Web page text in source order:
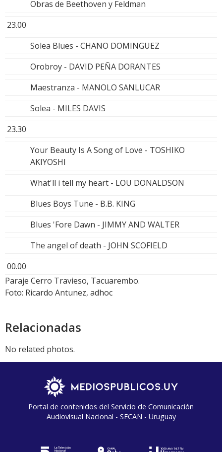
Obras de Beethoven y Feldman
23.00
Solea Blues - CHANO DOMINGUEZ
Orobroy - DAVID PEÑA DORANTES
Maestranza - MANOLO SANLUCAR
Solea - MILES DAVIS
23.30
Your Beauty Is A Song of Love - TOSHIKO
AKIYOSHI
What'll i tell my heart - LOU DONALDSON
Blues Boys Tune - B.B. KING
Blues 'Fore Dawn - JIMMY AND WALTER
The angel of death - JOHN SCOFIELD
00.00
Paraje Cerro Travieso, Tacuarembo.
Foto: Ricardo Antunez, adhoc
Relacionadas
No related photos.
Portal de contenidos del Servicio de Comunicación
Audiovisual Nacional - SECAN - Uruguay